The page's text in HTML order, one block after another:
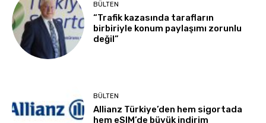
BÜLTEN
“Trafik kazasında tarafların
birbiriyle konum paylaşımı zorunlu
değil”
BÜLTEN
Allianz Türkiye’den hem sigortada
hem eSIM’de büyük indirim